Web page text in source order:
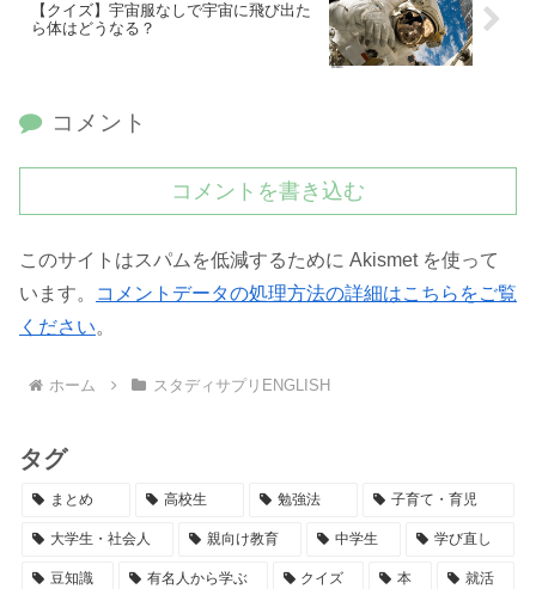
【クイズ】宇宙服なしで宇宙に飛び出た
ら体はどうなる？
コメント
コメントを書き込む
このサイトはスパムを低減するために Akismet を使って
います。
コメントデータの処理方法の詳細はこちらをご覧
ください。
ホーム スタディサプリENGLISH
タグ
まとめ 高校生 勉強法 子育て・育児
大学生・社会人 親向け教育 中学生 学び直し
豆知識 有名人から学ぶ クイズ 本 就活